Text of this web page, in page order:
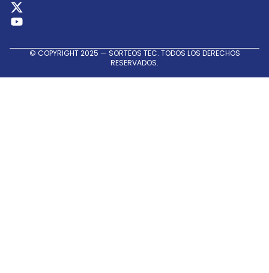
© COPYRIGHT 2025 — SORTEOS TEC. TODOS LOS DERECHOS
RESERVADOS.